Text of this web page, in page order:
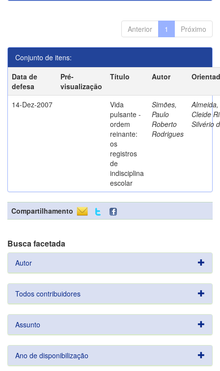
Anterior 1 Próximo
Conjunto de itens:
Data de
defesa
Pré-
visualização
Título Autor
14-Dez-2007
Vida
pulsante -
ordem
reinante:
os
registros
de
indisciplina
escolar
Simões,
Paulo
Roberto
Rodrigues
Almeida,
Cleide
Silvério
Compartilhamento
Busca facetada
Autor
Todos contribuidores
Assunto
Ano de disponibilização